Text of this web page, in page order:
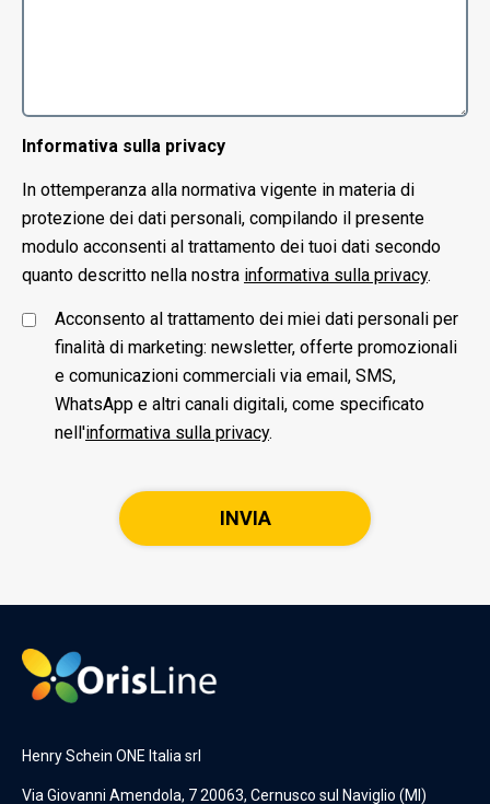
Informativa sulla privacy
In ottemperanza alla normativa vigente in materia di
protezione dei dati personali, compilando il presente
modulo acconsenti al trattamento dei tuoi dati secondo
quanto descritto nella nostra informativa sulla privacy.
Acconsento al trattamento dei miei dati personali per
finalità di marketing: newsletter, offerte promozionali
e comunicazioni commerciali via email, SMS,
WhatsApp e altri canali digitali, come specificato
nell'informativa sulla privacy.
Henry Schein ONE Italia srl
Via Giovanni Amendola, 7 20063, Cernusco sul Naviglio (MI)